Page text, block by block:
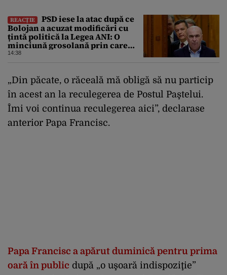
REACȚIE
PSD iese la atac după ce
Bolojan a acuzat modificări cu
țintă politică la Legea ANI: O
minciună grosolană prin care
încearcă să acopere culpa PNL-
14:38
„Din păcate, o răceală mă obligă să nu particip
în acest an la reculegerea de Postul Paştelui.
Îmi voi continua reculegerea aici”, declarase
anterior Papa Francisc.
Papa Francisc a apărut duminică pentru prima
oară în public după „o uşoară indispoziţie”